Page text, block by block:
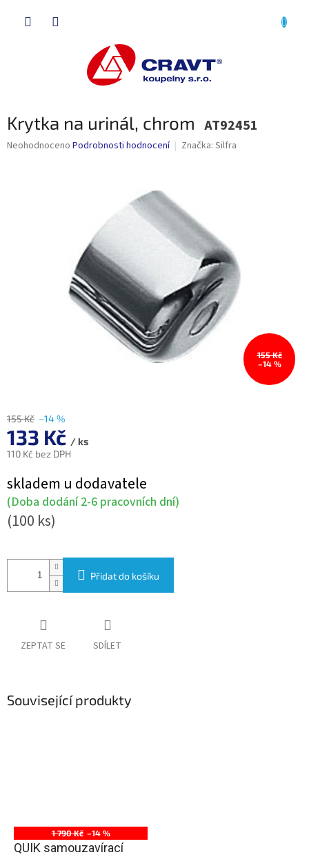
Krytka na urinál, chrom AT92451
Průměrné
Neohodnoceno Podrobnosti hodnocení Značka: Silfra
155 Kč
–14 %
155 Kč –14 %
133 Kč / ks
110 Kč bez DPH
cena:
skladem u dodavatele
(Doba dodání 2-6 pracovních dní)
(100 ks)
Přidat do košíku
ZEPTAT SE SDÍLET
Související produkty
1 790 Kč –14 %
QUIK samouzavírací